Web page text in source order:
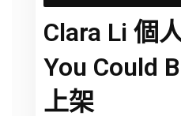
Clara Li 個
You Could
上架